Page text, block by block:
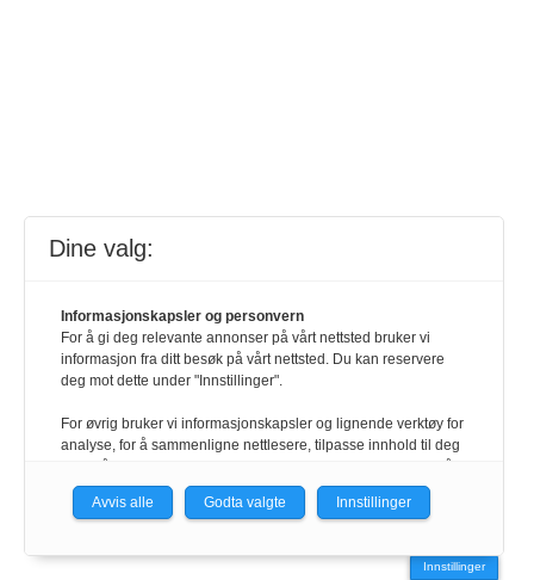
Innstillinger
Dine valg:
Informasjonskapsler og personvern
For å gi deg relevante annonser på vårt nettsted bruker vi
informasjon fra ditt besøk på vårt nettsted. Du kan reservere
deg mot dette under "Innstillinger".
For øvrig bruker vi informasjonskapsler og lignende verktøy for
analyse, for å sammenligne nettlesere, tilpasse innhold til deg
personvernerklæring.
du få relevante annonser på nettstedene til medlemmene i
nettverket basert på informasjon fra dine besøk på tvers av
Avvis alle Godta valgte Innstillinger